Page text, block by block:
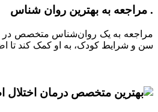
. مراجعه به بهترین روان شناس
مراجعه به یک روان‌شناس متخصص در
سن و شرایط کودک، به او کمک کند تا